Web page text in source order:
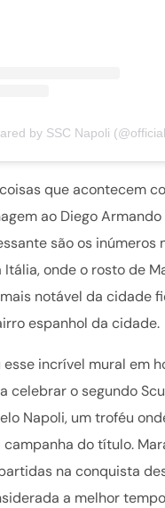
by SSC Napoli
que acontecem
ao Diego
são os inúmeros
Itália, onde o rosto de
notável da cidade
espanhol da cidade.
incrível mural em
celebrar o segundo
Napoli, um troféu
campanha do título.
na conquista
a melhor